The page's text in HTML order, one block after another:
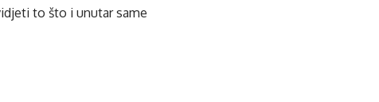
to što i unutar same